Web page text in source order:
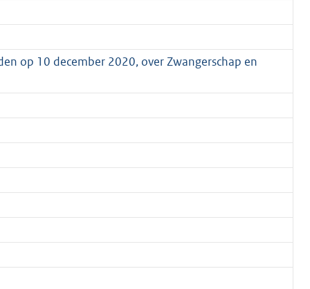
op 10 december 2020, over Zwangerschap en